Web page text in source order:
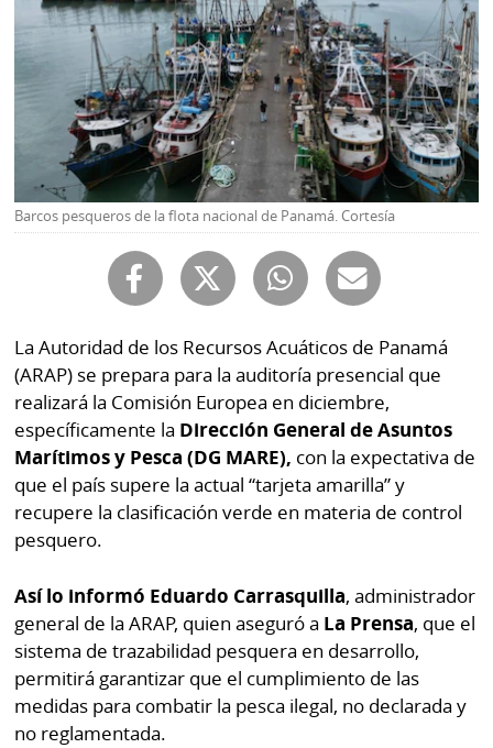
E-
Buscador
Comunicados
Catálogos
Lotería
Luctuosas
Contenido
de
marcas
RSS
Temas
Autores
Notas
al
lector
Buenas
prácticas
OTROS
SITIOS
Metro
por
Metro
Tienda
Panamá
Tus
Diario
Ellas
Club
La
Prensa
Barcos pesqueros de la flota nacional de Panamá. Cortesía
La Autoridad de los Recursos Acuáticos de Panamá
(ARAP) se prepara para la auditoría presencial que
realizará la Comisión Europea en diciembre,
específicamente la Dirección General de Asuntos
Marítimos y Pesca (DG MARE), con la expectativa de
que el país supere la actual “tarjeta amarilla” y
recupere la clasificación verde en materia de control
pesquero.
Así lo informó Eduardo Carrasquilla, administrador
general de la ARAP, quien aseguró a La Prensa, que el
sistema de trazabilidad pesquera en desarrollo,
permitirá garantizar que el cumplimiento de las
medidas para combatir la pesca ilegal, no declarada y
no reglamentada.